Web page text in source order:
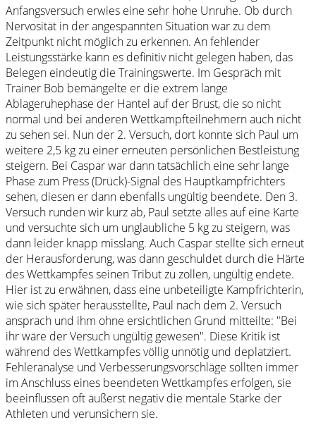
Anfangsversuch erwies eine sehr hohe Unruhe. Ob durch
Nervosität in der angespannten Situation war zu dem
Zeitpunkt nicht möglich zu erkennen. An fehlender
Leistungsstärke kann es definitiv nicht gelegen haben, das
Belegen eindeutig die Trainingswerte. Im Gespräch mit
Trainer Bob bemängelte er die extrem lange
Ablageruhephase der Hantel auf der Brust, die so nicht
normal und bei anderen Wettkampfteilnehmern auch nicht
zu sehen sei. Nun der 2. Versuch, dort konnte sich Paul um
weitere 2,5 kg zu einer erneuten persönlichen Bestleistung
steigern. Bei Caspar war dann tatsächlich eine sehr lange
Phase zum Press (Drück)-Signal des Hauptkampfrichters
sehen, diesen er dann ebenfalls ungültig beendete. Den 3.
Versuch runden wir kurz ab, Paul setzte alles auf eine Karte
und versuchte sich um unglaubliche 5 kg zu steigern, was
dann leider knapp misslang. Auch Caspar stellte sich erneut
der Herausforderung, was dann geschuldet durch die Härte
des Wettkampfes seinen Tribut zu zollen, ungültig endete.
Hier ist zu erwähnen, dass eine unbeteiligte Kampfrichterin,
wie sich später herausstellte, Paul nach dem 2. Versuch
ansprach und ihm ohne ersichtlichen Grund mitteilte: "Bei
ihr wäre der Versuch ungültig gewesen". Diese Kritik ist
während des Wettkampfes völlig unnötig und deplatziert.
Fehleranalyse und Verbesserungsvorschläge sollten immer
im Anschluss eines beendeten Wettkampfes erfolgen, sie
beeinflussen oft äußerst negativ die mentale Stärke der
Athleten und verunsichern sie.